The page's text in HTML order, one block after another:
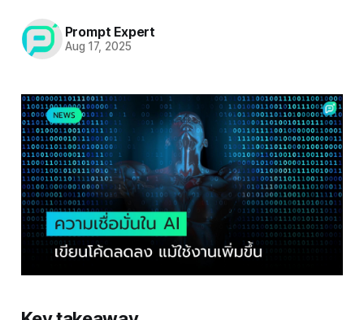
Prompt Expert
Aug 17, 2025